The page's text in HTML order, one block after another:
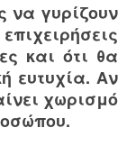
να γυρίζουν
και ότι θα
ευτυχία. Αν
χωρισμό